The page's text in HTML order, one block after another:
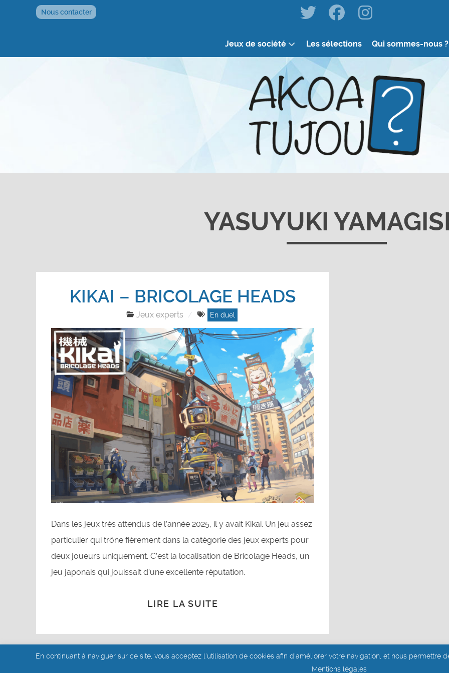
Nous contacter
Jeux de société Les sélections Qui sommes-nous ?
YASUYUKI
KIKAI – BRICOLAGE HEADS
Jeux experts En duel
Dans les jeux très attendus de l’année 2025, il y avait Kikai. Un jeu assez
particulier qui trône fièrement dans la catégorie des jeux experts pour
deux joueurs uniquement. C’est la localisation de Bricolage Heads, un
jeu japonais qui jouissait d’une excellente réputation.
LIRE LA SUITE
© akoa tujou 2019 - 2026- Mentions légales Site réalisé par Aurélie Dits
En continuant à naviguer sur ce site, vous acceptez l'utilisation de cookies afin d'améliorer votre navigation, et nous permettre
Mentions légales